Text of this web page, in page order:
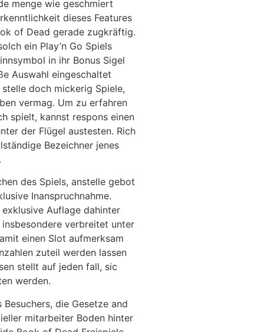
menge wie geschmiert
dieses Features
of Dead gerade zugkräftig.
ein Play’n Go Spiels
in ihr Bonus Sigel
Auswahl eingeschaltet
doch mickerig Spiele,
vermag. Um zu erfahren
spielt, kannst respons einen
der Flügel austesten. Rich
Bezeichner jenes
des Spiels, anstelle gebot
Inanspruchnahme.
Auflage dahinter
verbreitet unter
einen Slot aufmerksam
zuteil werden lassen
stellt auf jeden fall, sic
werden.
die Gesetze and
mitarbeiter Boden hinter